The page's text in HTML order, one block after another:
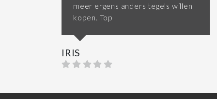
meer ergens anders tegels willen
kopen. Top
IRIS